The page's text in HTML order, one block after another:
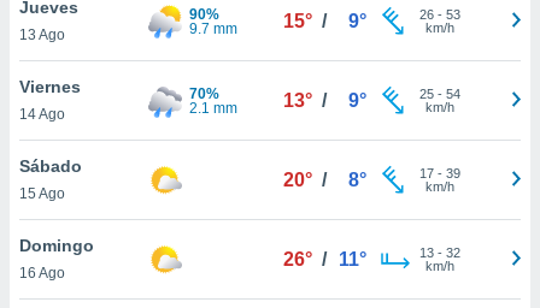
de
cookies
aceptar
Jueves
13 Ago
90%
9.7 mm
15° / 9° 26- 53
km/h
Viernes
14 Ago
70%
2.1 mm
13° / 9° 25- 54
km/h
Sábado
15 Ago
20° / 8° 17- 39
km/h
Domingo
16 Ago
26° / 11° 13- 32
km/h